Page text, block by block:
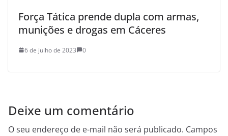
Força Tática prende dupla com armas,
munições e drogas em Cáceres
6 de julho de 2023 0
Deixe um comentário
O seu endereço de e-mail não será publicado. Campos